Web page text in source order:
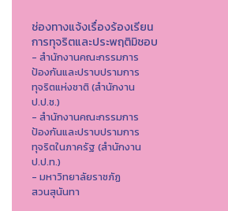
ช่องทางแจ้งเรื่องร้องเรียน
การทุจริตและประพฤติมิชอบ
- สำนักงานคณะกรรมการ
ป้องกันและปราบปรามการ
ทุจริตแห่งชาติ (สำนักงาน
ป.ป.ช.)
- สำนักงานคณะกรรมการ
ป้องกันและปราบปรามการ
ทุจริตในภาครัฐ (สำนักงาน
ป.ป.ท.)
- มหาวิทยาลัยราชภัฏ
สวนสุนันทา